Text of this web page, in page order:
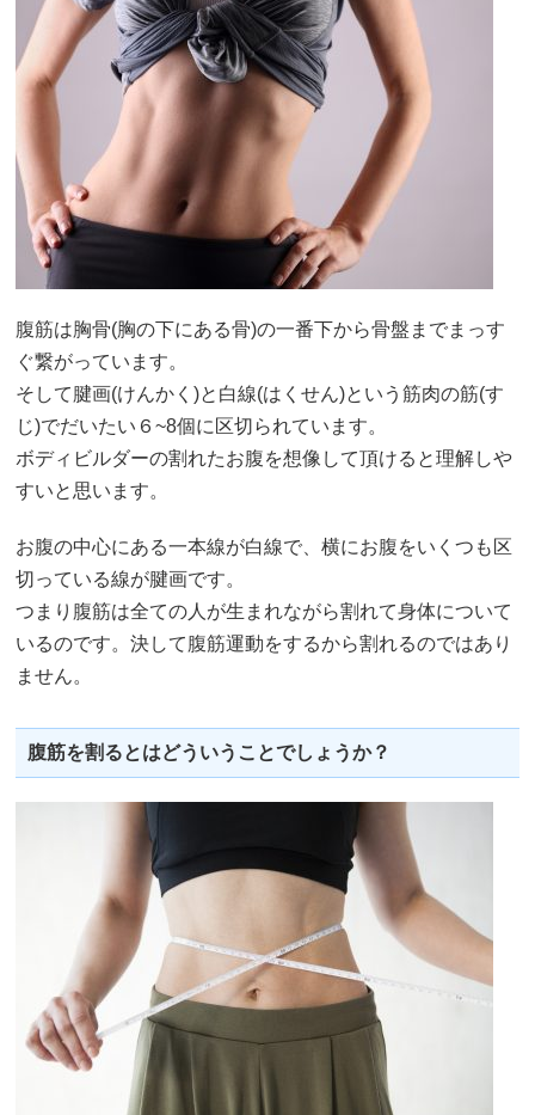
腹筋は胸骨(胸の下にある骨)の一番下から骨盤までまっす
ぐ繋がっています。
そして腱画(けんかく)と白線(はくせん)という筋肉の筋(す
じ)でだいたい６~8個に区切られています。
ボディビルダーの割れたお腹を想像して頂けると理解しや
すいと思います。
お腹の中心にある一本線が白線で、横にお腹をいくつも区
切っている線が腱画です。
つまり腹筋は全ての人が生まれながら割れて身体について
いるのです。決して腹筋運動をするから割れるのではあり
ません。
腹筋を割るとはどういうことでしょうか？